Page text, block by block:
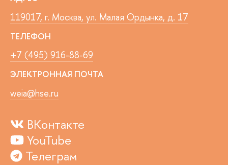
119017, г. Москва, ул. Малая Ордынка, д. 17
ТЕЛЕФОН
+7 (495) 916-88-69
ЭЛЕКТРОННАЯ ПОЧТА
weia@hse.ru
ВКонтакте
YouTube
Телеграм